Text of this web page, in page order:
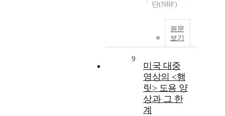
단(NRF)
원문
보기
9
미국 대중
영상의 <햄
릿> 도용 양
상과 그 한
계